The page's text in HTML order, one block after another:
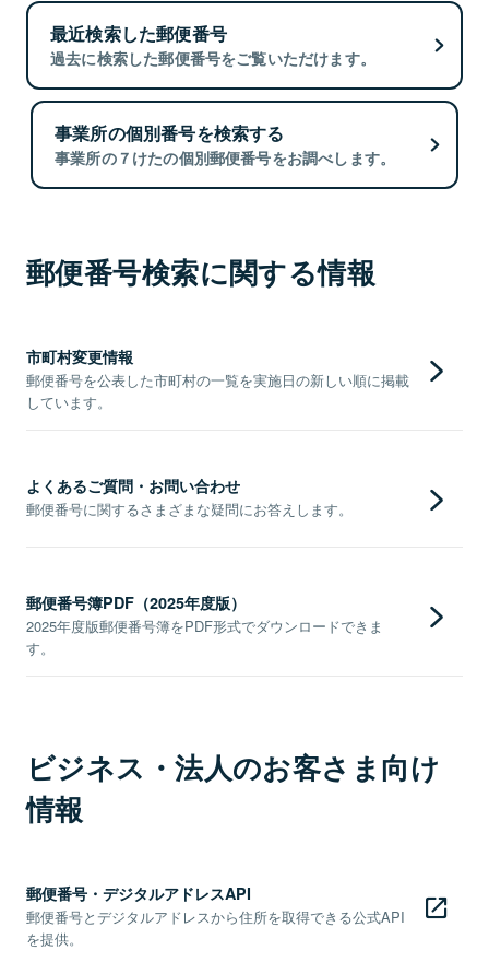
最近検索した郵便番号
過去に検索した郵便番号をご覧いただけます。
事業所の個別番号を検索する
事業所の７けたの個別郵便番号をお調べします。
郵便番号検索に関する情報
市町村変更情報
郵便番号を公表した市町村の一覧を実施日の新しい順に掲載
しています。
よくあるご質問・お問い合わせ
郵便番号に関するさまざまな疑問にお答えします。
郵便番号簿PDF（2025年度版）
2025年度版郵便番号簿をPDF形式でダウンロードできま
す。
ビジネス・法人のお客さま向け
情報
郵便番号・デジタルアドレスAPI
郵便番号とデジタルアドレスから住所を取得できる公式API
を提供。